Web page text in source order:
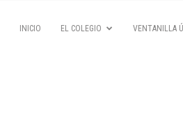
INICIO EL COLEGIO VENTANILLA